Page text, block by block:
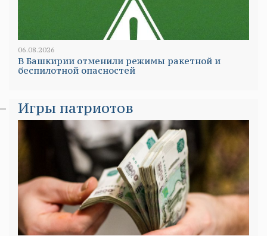
06.08.2026
В Башкирии отменили режимы ракетной и
беспилотной опасностей
Игры патриотов